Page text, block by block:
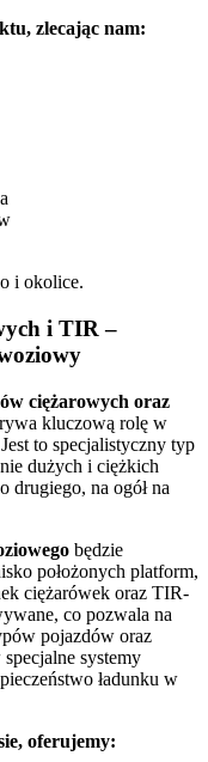
zlecając nam:
i TIR –
ciężarowych oraz
kluczową rolę w
to specjalistyczny typ
dużych i ciężkich
drugiego, na ogół na
będzie
położonych platform,
ciężarówek oraz TIR-
co pozwala na
pojazdów oraz
systemy
ładunku w
oferujemy: